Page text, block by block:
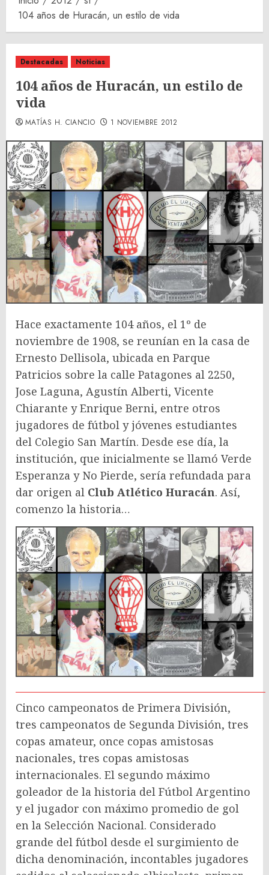
104 años de Huracán, un estilo de vida
Destacadas Noticias
104 años de Huracán, un estilo de
vida
MATÍAS H. CIANCIO 1 NOVIEMBRE 2012
Hace exactamente 104 años, el 1º de
noviembre de 1908, se reunían en la casa de
Ernesto Dellisola, ubicada en Parque
Patricios sobre la calle Patagones al 2250,
Jose Laguna, Agustín Alberti, Vicente
Chiarante y Enrique Berni, entre otros
jugadores de fútbol y jóvenes estudiantes
del Colegio San Martín. Desde ese día, la
institución, que inicialmente se llamó Verde
Esperanza y No Pierde, sería refundada para
dar origen al Club Atlético Huracán. Así,
comenzo la historia…
Cinco campeonatos de Primera División,
tres campeonatos de Segunda División, tres
copas amateur, once copas amistosas
nacionales, tres copas amistosas
internacionales. El segundo máximo
goleador de la historia del Fútbol Argentino
y el jugador con máximo promedio de gol
en la Selección Nacional. Considerado
grande del fútbol desde el surgimiento de
dicha denominación, incontables jugadores